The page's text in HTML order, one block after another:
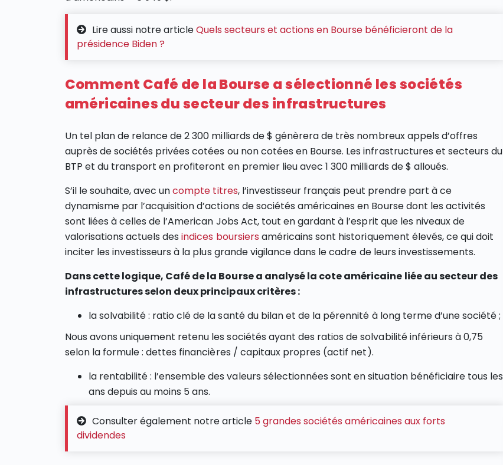
Lire aussi notre articleQuels secteurs et actions en Bourse bénéficieront de la
présidence Biden ?
Comment Café de la Bourse a sélectionné les sociétés
américaines du secteur des infrastructures
Un tel plan de relance de 2 300 milliards de $ génèrera de très nombreux appels d’offres
auprès de sociétés privées cotées ou non cotées en Bourse. Les infrastructures et secteurs du
BTP et du transport en profiteront en premier lieu avec 1 300 milliards de $ alloués.
S’il le souhaite, avec uncompte titres, l’investisseur français peut prendre part à ce
dynamisme par l’acquisition d’actions de sociétés américaines en Bourse dont les activités
sont liées à celles de l’American Jobs Act, tout en gardant à l’esprit que les niveaux de
valorisations actuels desindices boursiers américains sont historiquement élevés, ce qui doit
inciter les investisseurs à la plus grande vigilance dans le cadre de leurs investissements.
Dans cette logique, Café de la Bourse a analysé la cote américaine liée au secteur des
infrastructures selon deux principaux critères :
la solvabilité : ratio clé de la santé du bilan et de la pérennité à long terme d’une société ;
Nous avons uniquement retenu les sociétés ayant des ratios de solvabilité inférieurs à 0,75
selon la formule : dettes financières / capitaux propres (actif net).
la rentabilité : l’ensemble des valeurs sélectionnées sont en situation bénéficiaire tous les
ans depuis au moins 5 ans.
Consulter également notre article 5 grandes sociétés américaines aux forts
dividendes